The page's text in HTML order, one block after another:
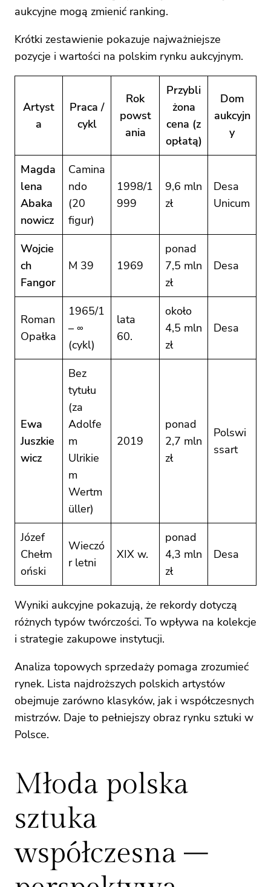
aukcyjne mogą zmienić ranking.
Krótki zestawienie pokazuje najważniejsze
pozycje i wartości na polskim rynku aukcyjnym.
Artyst
a
Praca /
cykl
Rok
powst
ania
Przybli
żona
cena (z
opłatą)
Dom
aukcyjn
y
Magda
lena
Abaka
nowicz
Camina
ndo
(20
figur)
1998/1
999
9,6 mln
zł
Desa
Unicum
Wojcie
ch
Fangor
M 39 1969
ponad
7,5 mln
zł
Desa
Roman
Opałka
1965/1
– ∞
(cykl)
lata
60.
około
4,5 mln
zł
Desa
Ewa
Juszkie
wicz
Bez
tytułu
(za
Adolfe
m
Ulrikie
m
Wertm
üller)
2019
ponad
2,7 mln
zł
Polswi
ssart
Józef
Chełm
oński
Wieczó
r letni
XIX w.
ponad
4,3 mln
zł
Desa
Wyniki aukcyjne pokazują, że rekordy dotyczą
różnych typów twórczości. To wpływa na kolekcje
i strategie zakupowe instytucji.
Analiza topowych sprzedaży pomaga zrozumieć
rynek. Lista najdroższych polskich artystów
obejmuje zarówno klasyków, jak i współczesnych
mistrzów. Daje to pełniejszy obraz rynku sztuki w
Polsce.
Młoda polska
sztuka
współczesna –